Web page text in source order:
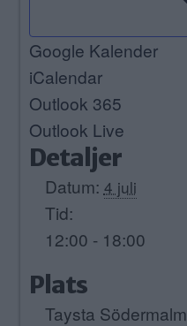
Google Kalender
iCalendar
Outlook 365
Outlook Live
Detaljer
Datum: 4 juli
Tid:
12:00 - 18:00
Plats
Taysta Södermalm